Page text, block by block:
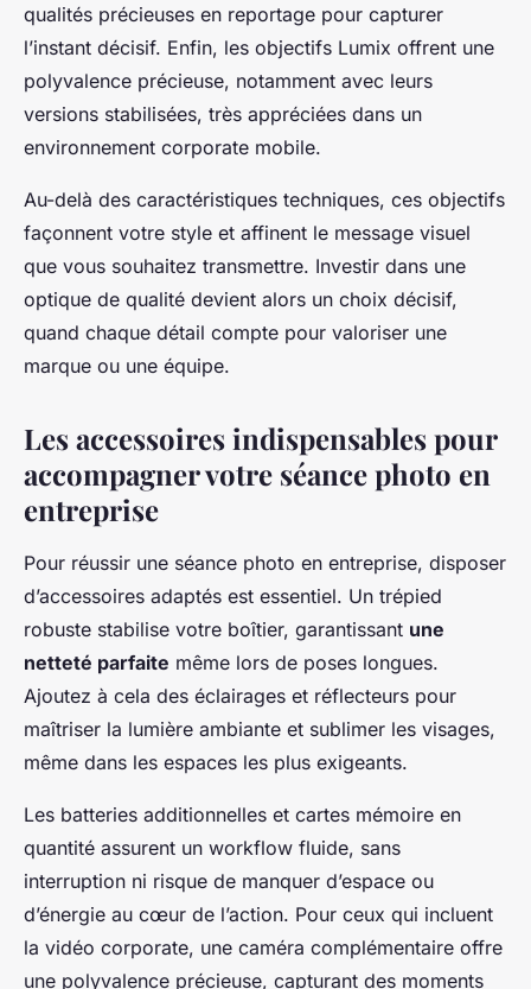
qualités précieuses en reportage pour capturer
l’instant décisif. Enfin, les objectifs Lumix offrent une
polyvalence précieuse, notamment avec leurs
versions stabilisées, très appréciées dans un
environnement corporate mobile.
Au-delà des caractéristiques techniques, ces objectifs
façonnent votre style et affinent le message visuel
que vous souhaitez transmettre. Investir dans une
optique de qualité devient alors un choix décisif,
quand chaque détail compte pour valoriser une
marque ou une équipe.
Les accessoires indispensables pour
accompagner votre séance photo en
entreprise
Pour réussir une séance photo en entreprise, disposer
d’accessoires adaptés est essentiel. Un trépied
robuste stabilise votre boîtier, garantissant une
netteté parfaite même lors de poses longues.
Ajoutez à cela des éclairages et réflecteurs pour
maîtriser la lumière ambiante et sublimer les visages,
même dans les espaces les plus exigeants.
Les batteries additionnelles et cartes mémoire en
quantité assurent un workflow fluide, sans
interruption ni risque de manquer d’espace ou
d’énergie au cœur de l’action. Pour ceux qui incluent
la vidéo corporate, une caméra complémentaire offre
une polyvalence précieuse, capturant des moments